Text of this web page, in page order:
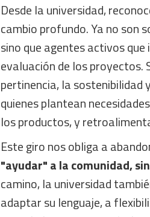
Desde la universidad,
cambio profundo. Ya no son
sino que agentes activos
evaluación de los proyectos.
pertinencia, la sostenibilidad
quienes plantean
los productos, y
Este giro nos obliga a
"ayudar" a la comunidad,
camino, la universidad
adaptar su lenguaje, a